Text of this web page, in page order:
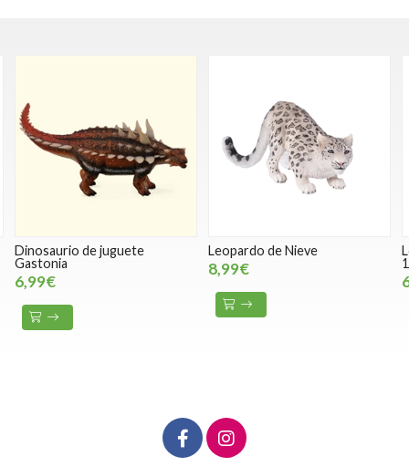
Dinosaurio de juguete
Gastonia
6,99€
Leopardo de Nieve
8,99€